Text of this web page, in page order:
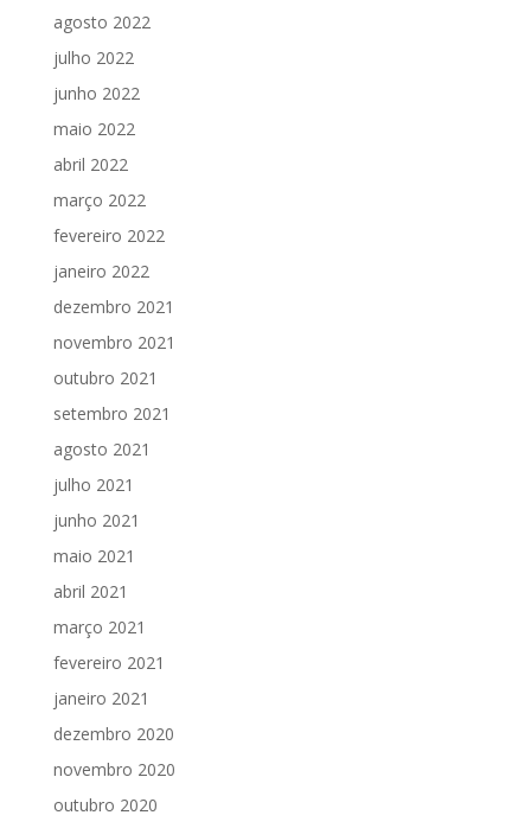
agosto 2022
julho 2022
junho 2022
maio 2022
abril 2022
março 2022
fevereiro 2022
janeiro 2022
dezembro 2021
novembro 2021
outubro 2021
setembro 2021
agosto 2021
julho 2021
junho 2021
maio 2021
abril 2021
março 2021
fevereiro 2021
janeiro 2021
dezembro 2020
novembro 2020
outubro 2020